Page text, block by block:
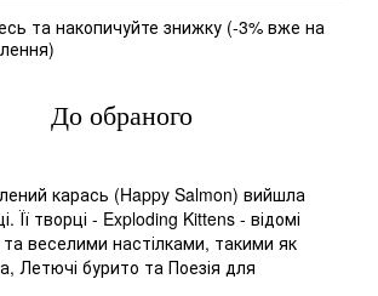
та накопичуйте знижку (-3% вже на
До обраного
карась (Happy Salmon) вийшла
Її творці - Exploding Kittens - відомі
веселими настілками, такими як
Летючі бурито та Поезія для